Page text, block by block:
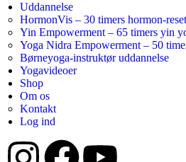
Uddannelse
HormonVis – 30 timers hormon-
Yin Empowerment – 65 timers yin
Yoga Nidra Empowerment – 50
Børneyoga-instruktør uddannelse
Yogavideoer
Shop
Om os
Kontakt
Log ind